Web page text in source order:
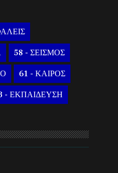
58 - ΣΕΙΣΜΟΣ
61 - ΚΑΙΡΟΣ
- ΕΚΠΑΙΔΕΥΣΗ